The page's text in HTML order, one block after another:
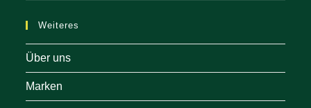
Weiteres
Über uns
Marken